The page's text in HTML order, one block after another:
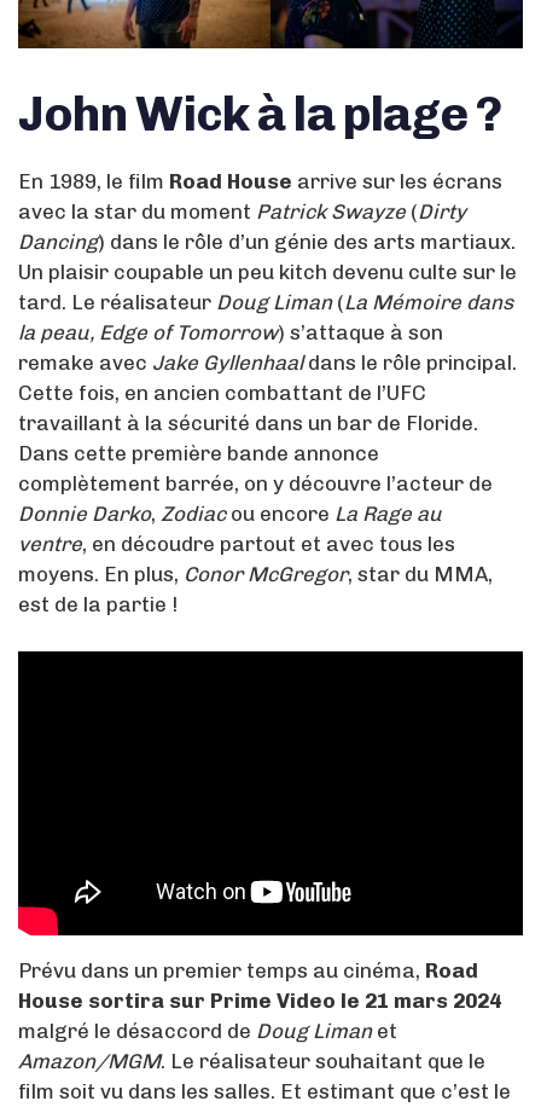
John Wick à la plage ?
En 1989, le film Road House arrive sur les écrans
avec la star du moment Patrick Swayze(Dirty
Dancing) dans le rôle d’un génie des arts martiaux.
Un plaisir coupable un peu kitch devenu culte sur le
tard. Le réalisateur Doug Liman(La Mémoire dans
la peau, Edge of Tomorrow) s’attaque à son
remake avec Jake Gyllenhaaldans le rôle principal.
Cette fois, en ancien combattant de l’UFC
travaillant à la sécurité dans un bar de Floride.
Dans cette première bande annonce
complètement barrée, on y découvre l’acteur de
Donnie Darko, Zodiacou encore La Rage au
ventre, en découdre partout et avec tous les
moyens. En plus, Conor McGregor, star du MMA,
est de la partie !
Prévu dans un premier temps au cinéma, Road
House sortira sur Prime Video le 21 mars 2024
malgré le désaccord de Doug Limanet
Amazon/MGM. Le réalisateur souhaitant que le
film soit vu dans les salles. Et estimant que c’est le